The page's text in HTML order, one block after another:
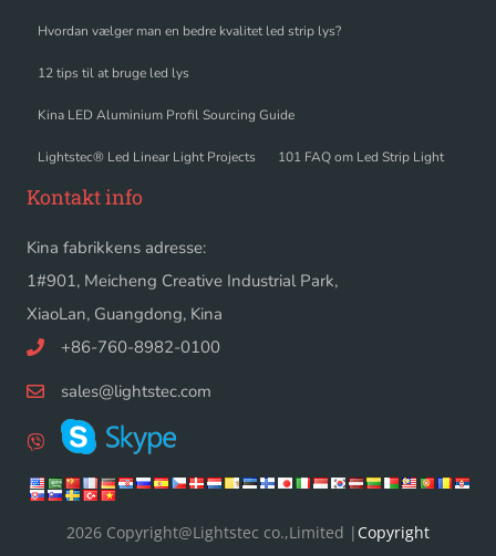
Hvordan vælger man en bedre kvalitet led strip lys?
12 tips til at bruge led lys
Kina LED Aluminium Profil Sourcing Guide
Lightstec® Led Linear Light Projects 101 FAQ om Led Strip Light
Kontakt info
Kina fabrikkens adresse:
1#901, Meicheng Creative Industrial Park,
XiaoLan, Guangdong, Kina
+86-760-8982-0100
sales@lightstec.com
2026 Copyright@Lightstec co.,Limited | Copyright